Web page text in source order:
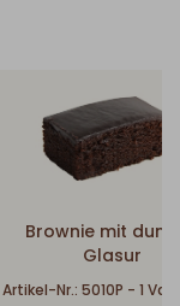
Brownie mit
Glasur
Artikel-Nr.: 5010P - 1